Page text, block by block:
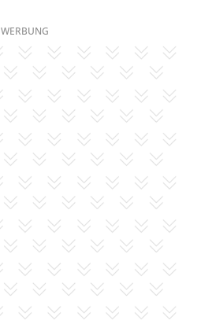
WERBUNG